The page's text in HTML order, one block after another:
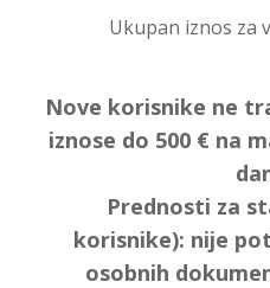
Ukupan iznos za
Nove korisnike ne
iznose do 500 € na
Prednosti za
korisnike): nije
osobnih